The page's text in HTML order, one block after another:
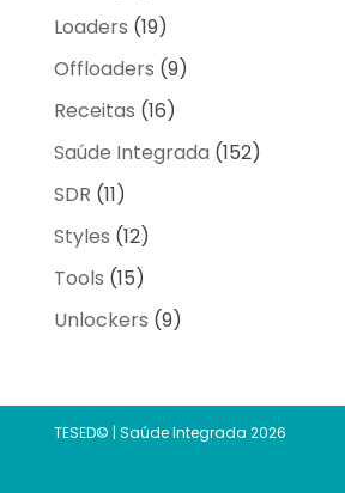
Loaders (19)
Offloaders (9)
Receitas (16)
Saúde Integrada (152)
SDR (11)
Styles (12)
Tools (15)
Unlockers (9)
TESED© | Saúde Integrada 2026